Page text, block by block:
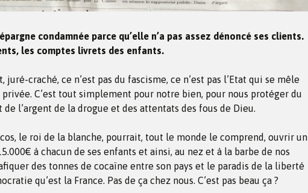
condamnée parce qu’elle n’a pas assez dénoncé ses clients.
les comptes livrets des enfants.
juré-craché, ce n’est pas du fascisme, ce n’est pas l’Etat qui se mêle
C’est tout simplement pour notre bien, pour nous protéger du
de l’argent de la drogue et des attentats des fous de Dieu.
le roi de la blanche, pourrait, tout le monde le comprend, ouvrir un
à chacun de ses enfants et ainsi, au nez et à la barbe de nos
des tonnes de cocaïne entre son pays et le paradis de la liberté
qu’est la France. Pas de ça chez nous. C’est pas beau ça ?